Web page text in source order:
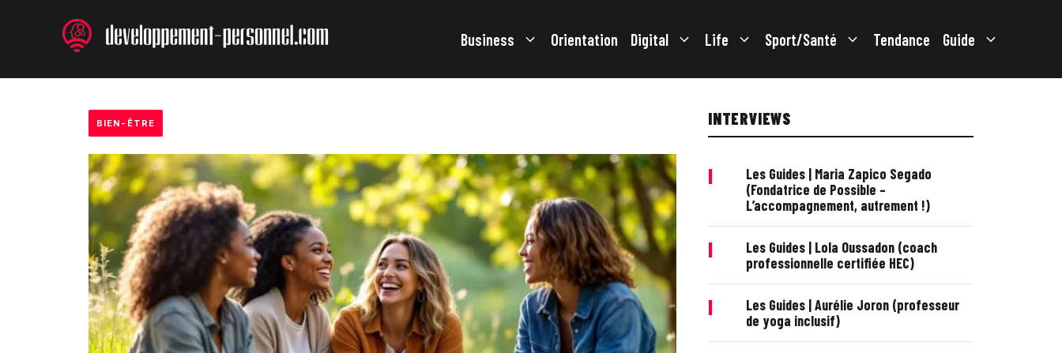
Business Orientation Digital Life Sport/Santé Tendance Guide
BIEN-ÊTRE INTERVIEWS
|
Les Guides | Maria Zapico Segado
(Fondatrice de Possible –
L’accompagnement, autrement !)
|
Les Guides | Lola Oussadon (coach
professionnelle certifiée HEC)
|
Les Guides | Aurélie Joron (professeur
de yoga inclusif)